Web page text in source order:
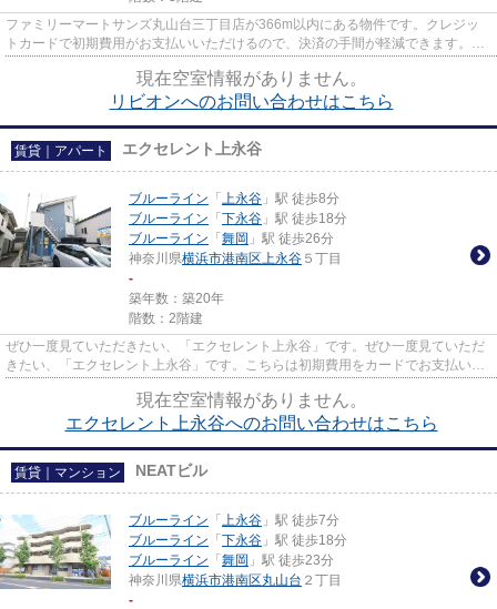
ファミリーマートサンズ丸山台三丁目店が366m以内にある物件です。クレジッ
トカードで初期費用がお支払いいただけるので、決済の手間が軽減できます。徒
現在空室情報がありません。
リビオンへのお問い合わせはこちら
賃貸｜アパート エクセレント上永谷
ブルーライン 「 上永谷 」駅 徒歩8分
ブルーライン 「 下永谷 」駅 徒歩18分
ブルーライン 「 舞岡 」駅 徒歩26分
神奈川県横浜市港南区上永谷 ５丁目
-
築年数：築20年
階数：2階建
ぜひ一度見ていただきたい、「エクセレント上永谷」です。ぜひ一度見ていただ
きたい、「エクセレント上永谷」です。こちらは初期費用をカードでお支払いい
現在空室情報がありません。
エクセレント上永谷へのお問い合わせはこちら
賃貸｜マンション NEATビル
ブルーライン 「 上永谷 」駅 徒歩7分
ブルーライン 「 下永谷 」駅 徒歩18分
ブルーライン 「 舞岡 」駅 徒歩23分
神奈川県横浜市港南区丸山台 ２丁目
-